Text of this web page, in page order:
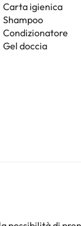
Carta igienica
Shampoo
Condizionatore
Gel doccia